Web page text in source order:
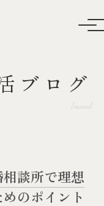
ブログ
Journal
談所で理想
のポイント